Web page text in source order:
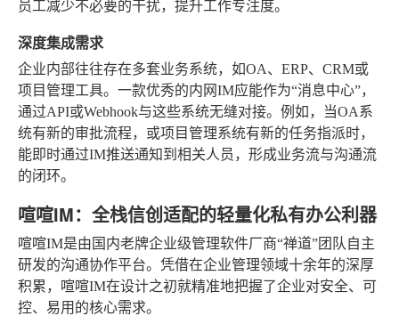
员工减少不必要的干扰，提升工作专注度。
深度集成需求
企业内部往往存在多套业务系统，如OA、ERP、CRM或
项目管理工具。一款优秀的内网IM应能作为“消息中心”，
通过API或Webhook与这些系统无缝对接。例如，当OA系
统有新的审批流程，或项目管理系统有新的任务指派时，
能即时通过IM推送通知到相关人员，形成业务流与沟通流
的闭环。
喧喧IM：全栈信创适配的轻量化私有办公利器
喧喧IM是由国内老牌企业级管理软件厂商“禅道”团队自主
研发的沟通协作平台。凭借在企业管理领域十余年的深厚
积累，喧喧IM在设计之初就精准地把握了企业对安全、可
控、易用的核心需求。